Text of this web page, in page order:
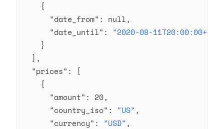
    {
      "date_from"
: null,
      "date_until"
: "2020-08-
    }
  ],
  "prices"
: [
    {
      "amount"
: 20,
      "country_iso"
: "US" ,
      "currency"
: "USD" ,